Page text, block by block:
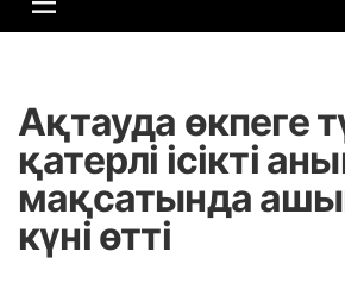
Ақтауда өкпеге
қатерлі ісікті
мақсатында
күні өтті